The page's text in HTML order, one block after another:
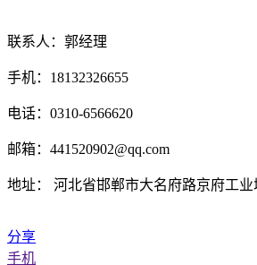
联系人：郭经理
手机：18132326655
电话：0310-6566620
邮箱：441520902@qq.com
地址： 河北省邯郸市大名府路京府工业
分享
手机